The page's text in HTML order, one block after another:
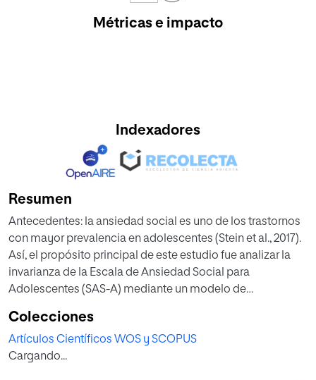
Métricas e impacto
Indexadores
Resumen
Antecedentes: la ansiedad social es uno de los trastornos
con mayor prevalencia en adolescentes (Stein et al., 2017).
Así, el propósito principal de este estudio fue analizar la
invarianza de la Escala de Ansiedad Social para
Adolescentes (SAS-A) mediante un modelo de
medias latentes en ansiedad social en adolescentes de
China, España y EE.UU. Método: los participantes se
seleccionaron a través de muestreo aleatorio: 534 chinos
Colecciones
Artículos Científicos WOS y SCOPUS
Cargando...